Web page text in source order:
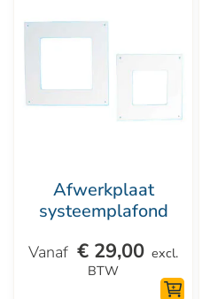
Afwerkplaat
systeemplafond
€ 29,00 excl.
BTW
heeft
variaties.
gekozen
worden
op